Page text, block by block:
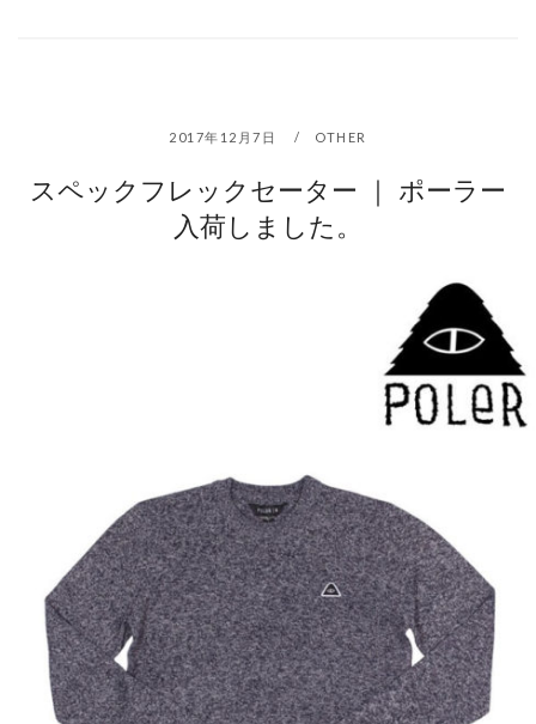
2017年12月7日 OTHER
スペックフレックセーター ｜ ポーラー
入荷しました。